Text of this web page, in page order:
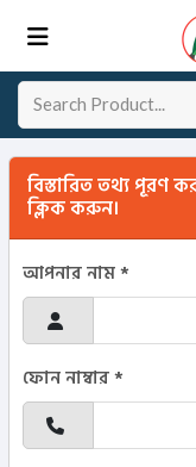
বিস্তারিত তথ্য পূরণ
ক্লিক করুন।
আপনার নাম *
ফোন নাম্বার *